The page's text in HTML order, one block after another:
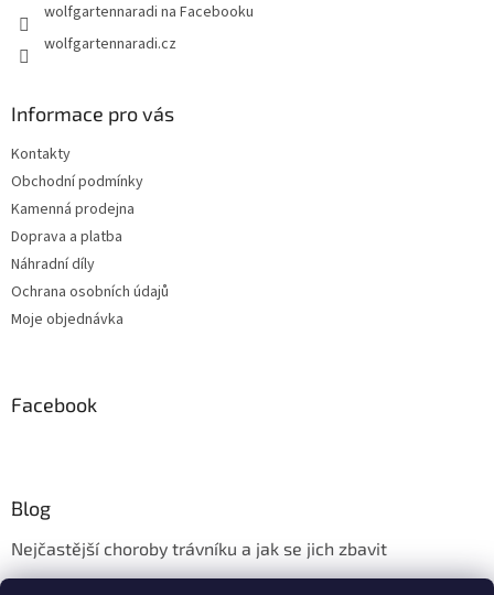
wolfgartennaradi na Facebooku
wolfgartennaradi.cz
Informace pro vás
Kontakty
Obchodní podmínky
Kamenná prodejna
Doprava a platba
Náhradní díly
Ochrana osobních údajů
Moje objednávka
Facebook
Blog
Nejčastější choroby trávníku a jak se jich zbavit